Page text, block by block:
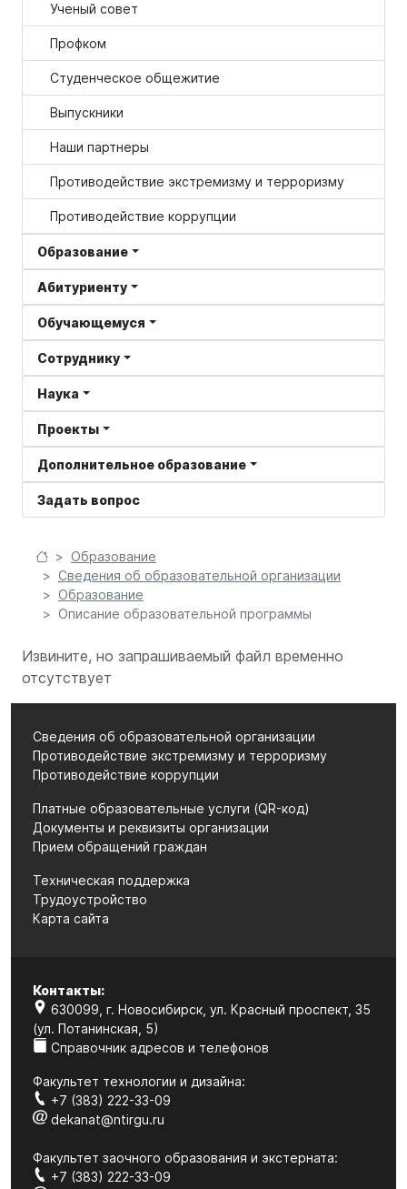
Ученый совет
Профком
Студенческое общежитие
Выпускники
Наши партнеры
Противодействие экстремизму и терроризму
Противодействие коррупции
Образование
Абитуриенту
Обучающемуся
Сотруднику
Наука
Проекты
Дополнительное образование
Задать вопрос
Образование
Сведения об образовательной организации
Образование
Описание образовательной программы
Извините, но запрашиваемый файл временно
отсутствует
Сведения об образовательной организации
Противодействие экстремизму и терроризму
Противодействие коррупции
Платные образовательные услуги (QR-код)
Документы и реквизиты организации
Прием обращений граждан
Техническая поддержка
Трудоустройство
Карта сайта
Контакты:
630099, г. Новосибирск, ул. Красный проспект, 35
(ул. Потанинская, 5)
Справочник адресов и телефонов
Факультет технологии и дизайна:
+7 (383) 222-33-09
dekanat@ntirgu.ru
Факультет заочного образования и экстерната:
+7 (383) 222-33-09